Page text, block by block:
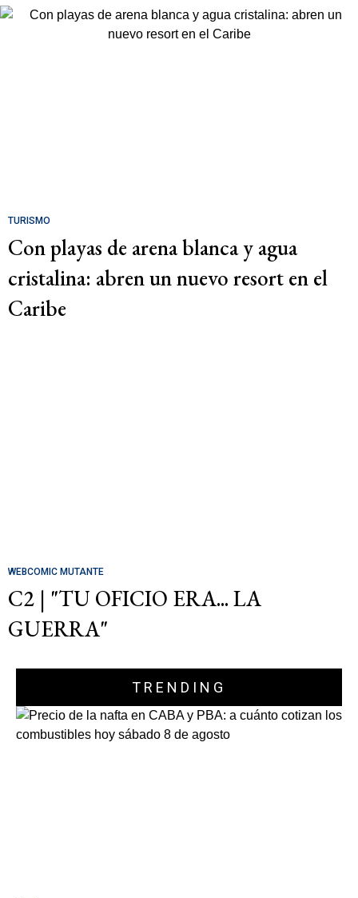
TURISMO
Con playas de arena blanca y agua
cristalina: abren un nuevo resort en el
Caribe
WEBCOMIC MUTANTE
C2 | "TU OFICIO ERA... LA
GUERRA"
TRENDING